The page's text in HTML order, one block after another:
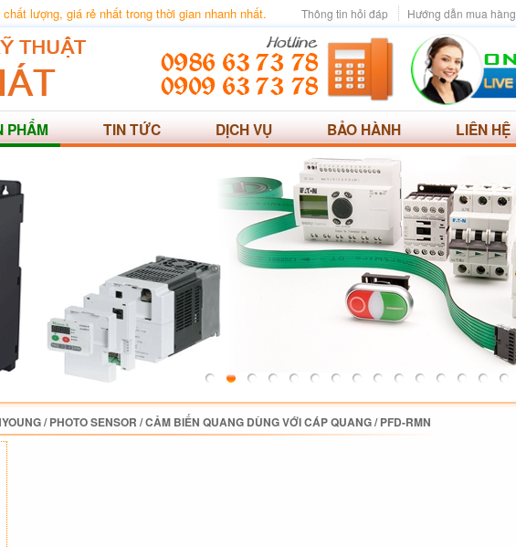
lượng, giá rẻ nhất trong thời gian nhanh nhất. Hướng dẫn mua hàng
Thông tin hỏi đáp
PHẨM TIN TỨC DỊCH VỤ BẢO HÀNH LIÊN HỆ
/PHOTO SENSOR /CẢM BIẾN QUANG DÙNG VỚI CÁP QUANG/PFD-RMN